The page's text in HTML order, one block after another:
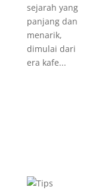
sejarah yang
panjang dan
menarik,
dimulai dari
era kafe...